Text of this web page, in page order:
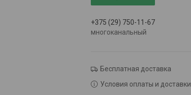
+375 (29) 750-11-67
многоканальный
Бесплатная доставка
Условия оплаты и доставки